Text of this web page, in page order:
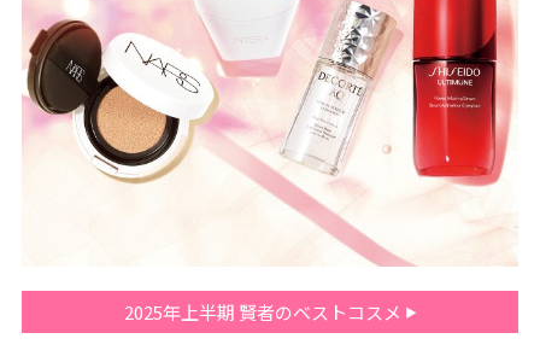
2025年上半期 賢者のベストコスメ